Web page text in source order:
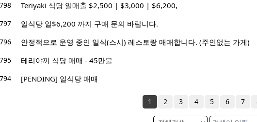
Teriyaki 식당 일매출 $2,500 | $3,000 | $6,200,
일식당 일$6,200 까지 구매 문의 바랍니다.
안정적으로 운영 중인 일식(스시) 레스토랑 매매합니다. (주인없는 가게)
테리야끼 식당 매매 - 45만불
[PENDING] 일식당 매매
1 2 3 4 5 6 7